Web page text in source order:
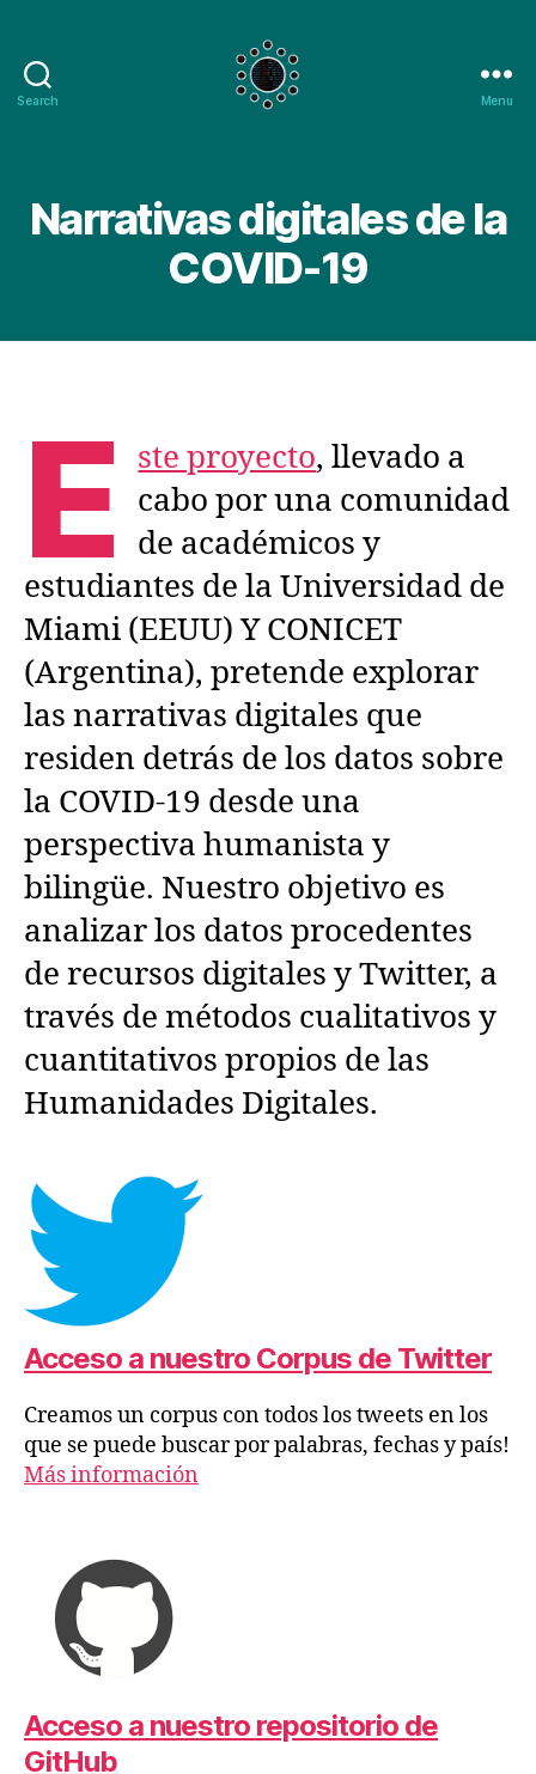
Search
Covid-
19
Menu
Narrativas digitales de la
COVID-19
E ste proyecto, llevado a
cabo por una comunidad
de académicos y
estudiantes de la Universidad de
Miami (EEUU) Y CONICET
(Argentina), pretende explorar
las narrativas digitales que
residen detrás de los datos sobre
la COVID-19 desde una
perspectiva humanista y
bilingüe. Nuestro objetivo es
analizar los datos procedentes
de recursos digitales y Twitter, a
través de métodos cualitativos y
cuantitativos propios de las
Humanidades Digitales.
Acceso a nuestro Corpus de Twitter
Creamos un corpus con todos los tweets en los
que se puede buscar por palabras, fechas y país!
Más información
Acceso a nuestro repositorio de
GitHub